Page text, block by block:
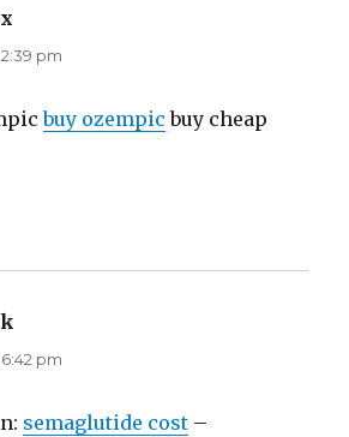
pm
buy ozempic buy cheap
pm
semaglutide cost –